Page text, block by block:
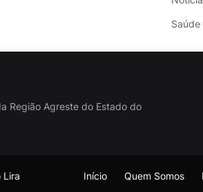
Saúde
Região Agreste do Estado do
Lira Início Quem Somos